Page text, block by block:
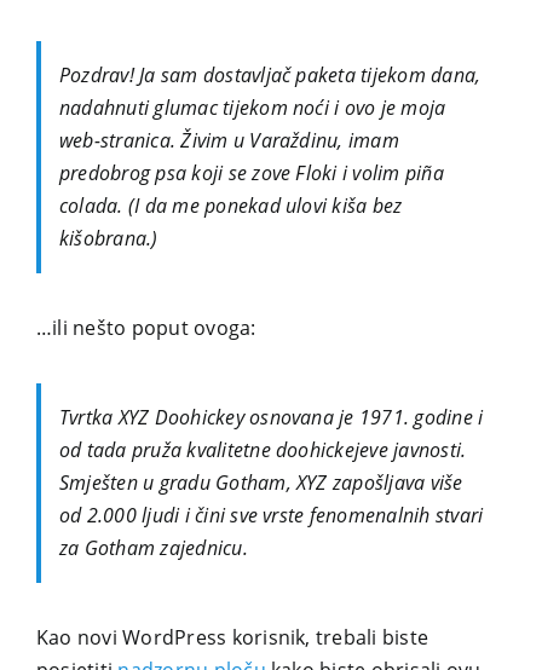
Pozdrav! Ja sam dostavljač paketa tijekom dana,
nadahnuti glumac tijekom noći i ovo je moja
web-stranica. Živim u Varaždinu, imam
predobrog psa koji se zove Floki i volim piña
colada. (I da me ponekad ulovi kiša bez
kišobrana.)
…ili nešto poput ovoga:
Tvrtka XYZ Doohickey osnovana je 1971. godine i
od tada pruža kvalitetne doohickejeve javnosti.
Smješten u gradu Gotham, XYZ zapošljava više
od 2.000 ljudi i čini sve vrste fenomenalnih stvari
za Gotham zajednicu.
Kao novi WordPress korisnik, trebali biste